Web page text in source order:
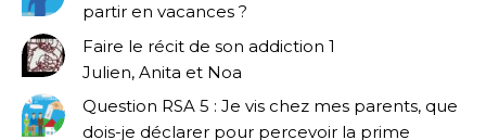
partir en vacances ?
Faire le récit de son addiction 1
Julien, Anita et Noa
Question RSA 5 : Je vis chez mes parents, que
dois-je déclarer pour percevoir la prime